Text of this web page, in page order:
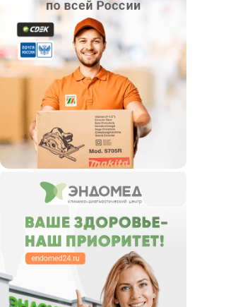
ВЕПРЬ
Вихрь
Интерскол
КОБАЛЬТ
РЕМЕЗА
Ресанта
СВАРОГ
УДАРНИК